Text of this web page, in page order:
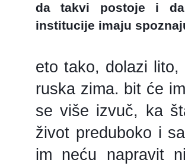
da takvi postoje i
institucije imaju
eto tako, dolazi
ruska zima. bit će
se više izvuč, ka
život preduboko i
im neću napravit